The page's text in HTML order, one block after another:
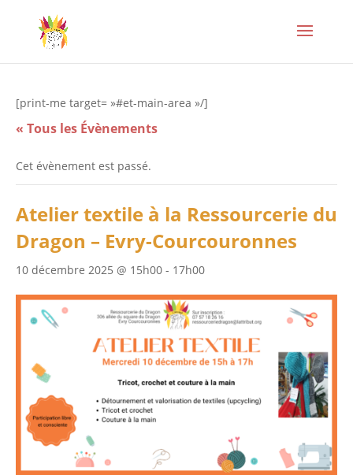
[print-me target= »#et-main-area »/]
« Tous les Évènements
Cet évènement est passé.
Atelier textile à la Ressourcerie du
Dragon – Evry-Courcouronnes
10 décembre 2025 @ 15h00 - 17h00